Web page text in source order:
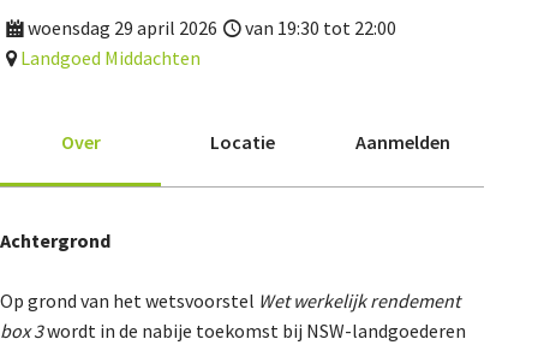
woensdag 29 april 2026
van 19:30 tot 22:00
Landgoed Middachten
Over Locatie Aanmelden
Achtergrond
Op grond van het wetsvoorstel Wet werkelijk rendement
box 3wordt in de nabije toekomst bij NSW-landgoederen
Provincies